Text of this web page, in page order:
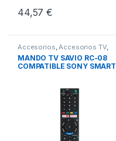
44,57€
Accesorios,Accesorios TV,
Imagen y Sonido
MANDO TV SAVIO RC-08
COMPATIBLE SONY SMART